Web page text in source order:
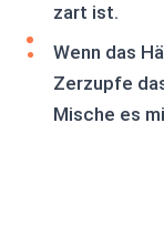
zart ist.
Wenn das
Zerzupfe
Mische es